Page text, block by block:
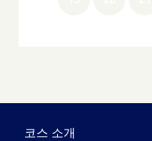
코스 소개